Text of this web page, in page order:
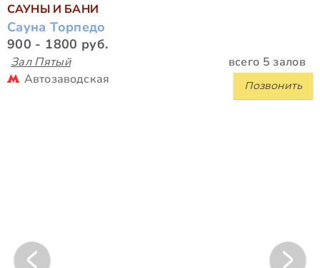
САУНЫ И БАНИ
Сауна Торпедо
900 - 1800 руб.
Зал Пятый всего 5 залов
Позвонить
Автозаводская